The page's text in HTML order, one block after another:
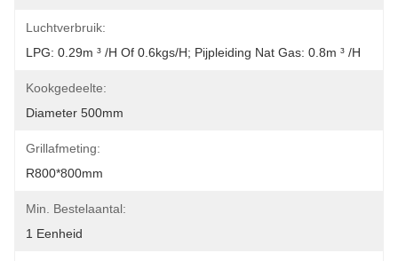
Luchtverbruik:
LPG: 0.29m ³ /h Of 0.6kgs/h; Pijpleiding Nat Gas: 0.8m ³ /h
Kookgedeelte:
Diameter 500mm
Grillafmeting:
R800*800mm
Min. Bestelaantal:
1 Eenheid